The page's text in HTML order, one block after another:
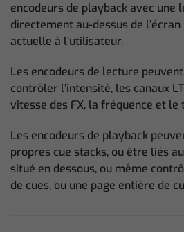
encodeurs de playback avec une
directement au-dessus de
actuelle à l’utilisateur.
Les encodeurs de lecture
contrôler l’intensité, les canaux
vitesse des FX, la fréquence et le
Les encodeurs de playback
propres cue stacks, ou être liés
situé en dessous, ou même
de cues, ou une page entière de